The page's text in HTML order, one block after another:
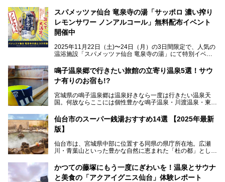
を利用したサウナも新設され、温泉ファン・サウナ―双方に
注目のスポットです。
特筆すべきは、館内で完結する圧倒的な「湯めぐり」のバリ
エーション。“温泉のデパート”・“東の横綱”と称される鳴子
温泉郷の中でも、3本の異なる自家源泉を使い分けるその実
力は折り紙付き。実際に宿泊した筆者が、“温泉”を中心にそ
の全貌を詳細レビューします！
スパメッツァ仙台 竜泉寺の湯「サッポロ 濃い搾り
レモンサワー ノンアルコール」無料配布イベント
開催中
2025年11月22日（土)〜24日（月）の3日間限定で、人気の
温浴施設「スパメッツァ仙台 竜泉寺の湯」にて特別イベン
「サッポロ 濃い搾りレモンサワー ノンアルコール」を無料
配布します。さらにSNS投稿で「サッポロ 濃い搾りグレフ
ルサワー ノンアルコール」もプレゼント。湯上がりにぴっ
ー
提供元：サッポロビール【PR】
鳴子温泉郷で行きたい旅館の立寄り温泉5選！サウ
ナ有りのお宿も!?
宮城県の鳴子温泉郷は温泉好きなら一度は行きたい温泉天
国。何故ならここには個性豊かな鳴子温泉・川渡温泉・東鳴
硫黄泉、塩化物泉、硫酸塩泉、炭酸水素塩泉などと多様な泉
質がそろっているからです。
の旅館・ホテルも立ち寄り入浴に門戸を開いてくれていま
す。
今回はそんな旅館の中から、おすすめしたい5ヶ所の温泉を
セレクトしてみました。うち3ヶ所はサウナも楽しめます。
仙台市のスーパー銭湯おすすめ14選 【2025年最新
版】
仙台市は、宮城県中部に位置する同県の県庁所在地。広瀬
川・青葉山といった豊かな自然に恵まれた「杜の都」として
人気です。新幹線を使えば都心から1時間30分とアクセスも
よく、気軽に訪れやすい地方都市の1つです。
かつての藤塚にもう一度にぎわいを！温泉とサウナ
と美食の「アクアイグニス仙台」体験レポート